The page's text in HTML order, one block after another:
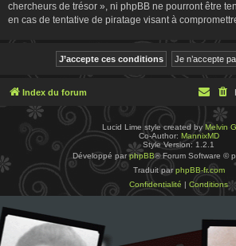
chercheurs de trésor », ni phpBB ne pourront être
en cas de tentative de piratage visant à
Index du forum
Lucid Lime style created byMelvin
Co-Author: MannixMD
Style Version: 1.2.1
Développé parphpBB® Forum Software ©
Traduit parphpBB-fr.com
Confidentialité | Conditions